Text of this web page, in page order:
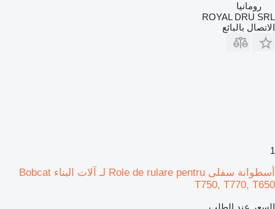
رومانيا
ROYAL DRU SRL
الاتصال بالبائع
1
أسطوانة سفلى Role de rulare pentru لـ آلات البناء Bobcat
T750, T770, T650
السعر عند الطلب